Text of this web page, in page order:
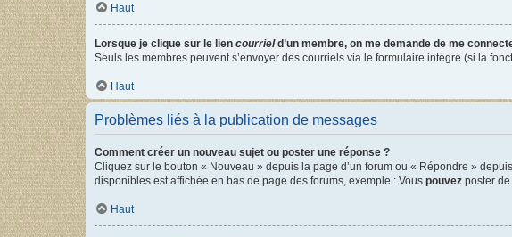
Haut
Lorsque je clique sur le lien courrield’un membre, on me demande de me
Seuls les membres peuvent s’envoyer des courriels via le formulaire intégré (si la
Haut
Problèmes liés à la publication de messages
Comment créer un nouveau sujet ou poster une réponse ?
Cliquez sur le bouton « Nouveau » depuis la page d’un forum ou « Répondre »
disponibles est affichée en bas de page des forums, exemple : Vous pouvez poster
Haut